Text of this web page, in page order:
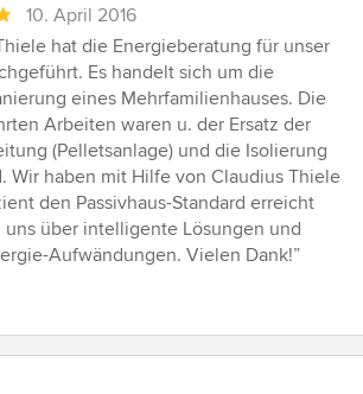
10. April 2016
hat die Energieberatung für unser
Es handelt sich um die
eines Mehrfamilienhauses. Die
Arbeiten waren u. der Ersatz der
(Pelletsanlage) und die Isolierung
Wir haben mit Hilfe von Claudius Thiele
den Passivhaus-Standard erreicht
uns über intelligente Lösungen und
Aufwändungen. Vielen Dank!”